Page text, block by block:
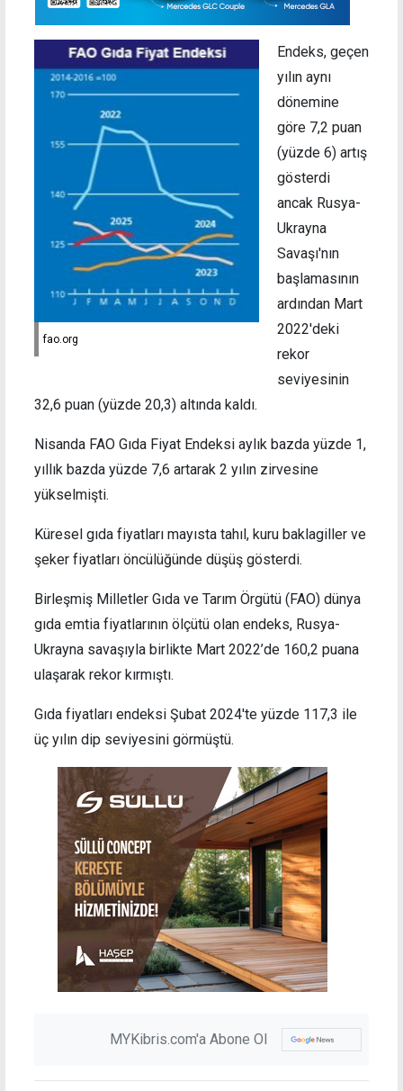
fao.org
Endeks, geçen
yılın aynı
dönemine
göre 7,2 puan
(yüzde 6) artış
gösterdi
ancak Rusya-
Ukrayna
Savaşı'nın
başlamasının
ardından Mart
2022'deki
rekor
seviyesinin
32,6 puan (yüzde 20,3) altında kaldı.
Nisanda FAO Gıda Fiyat Endeksi aylık bazda yüzde 1,
yıllık bazda yüzde 7,6 artarak 2 yılın zirvesine
yükselmişti.
Küresel gıda fiyatları mayısta tahıl, kuru baklagiller ve
şeker fiyatları öncülüğünde düşüş gösterdi.
Birleşmiş Milletler Gıda ve Tarım Örgütü (FAO) dünya
gıda emtia fiyatlarının ölçütü olan endeks, Rusya-
Ukrayna savaşıyla birlikte Mart 2022’de 160,2 puana
ulaşarak rekor kırmıştı.
Gıda fiyatları endeksi Şubat 2024'te yüzde 117,3 ile
üç yılın dip seviyesini görmüştü.
MYKibris.com'a Abone Ol